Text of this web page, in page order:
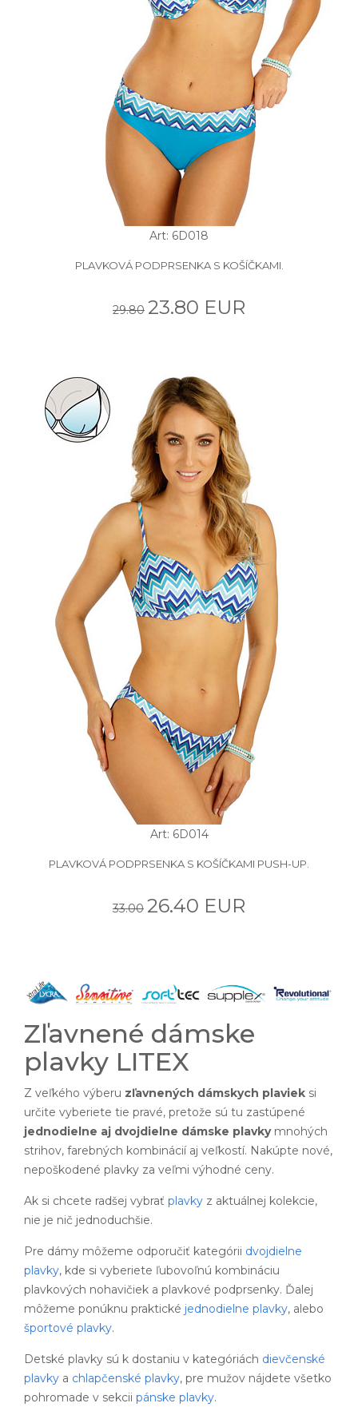
Art: 6D018
PLAVKOVÁ PODPRSENKA S KOŠÍČKAMI.
29.80 23.80 EUR
Art: 6D014
PLAVKOVÁ PODPRSENKA S KOŠÍČKAMI PUSH-UP.
33.00 26.40 EUR
Zľavnené dámske
plavky LITEX
Z veľkého výberu zľavnených dámskych plaviek si
určite vyberiete tie pravé, pretože sú tu zastúpené
jednodielne aj dvojdielne dámske plavkymnohých
strihov, farebných kombinácií aj veľkostí. Nakúpte nové,
nepoškodené plavky za veľmi výhodné ceny.
Ak si chcete radšej vybrať plavky z aktuálnej kolekcie,
nie je nič jednoduchšie.
Pre dámy môžeme odporučiť kategórii dvojdielne
plavky, kde si vyberiete ľubovoľnú kombináciu
plavkových nohavičiek a plavkové podprsenky. Ďalej
môžeme ponúknu praktické jednodielne plavky, alebo
športové plavky.
Detské plavky sú k dostaniu v kategóriách dievčenské
plavky a chlapčenské plavky, pre mužov nájdete všetko
pohromade v sekcii pánske plavky.